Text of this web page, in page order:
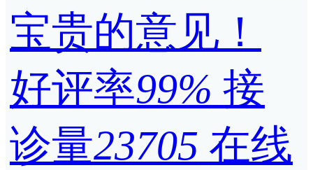
宝贵的意见！
好评率99% 接
诊量23705 在线